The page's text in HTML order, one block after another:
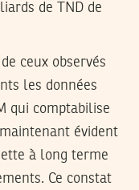
de TND de
ceux observés
les données
qui comptabilise
évident
à long terme
Ce constat